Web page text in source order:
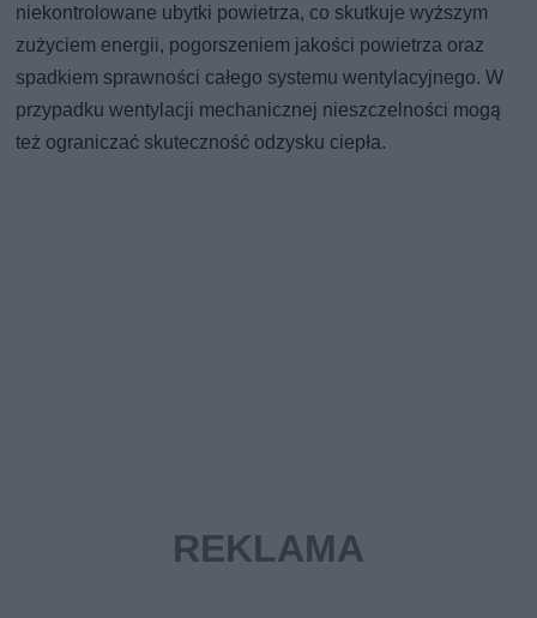
niekontrolowane ubytki powietrza, co skutkuje wyższym
zużyciem energii, pogorszeniem jakości powietrza oraz
spadkiem sprawności całego systemu wentylacyjnego. W
przypadku wentylacji mechanicznej nieszczelności mogą
też ograniczać skuteczność odzysku ciepła.